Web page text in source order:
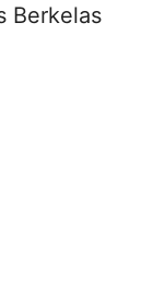
Berkelas